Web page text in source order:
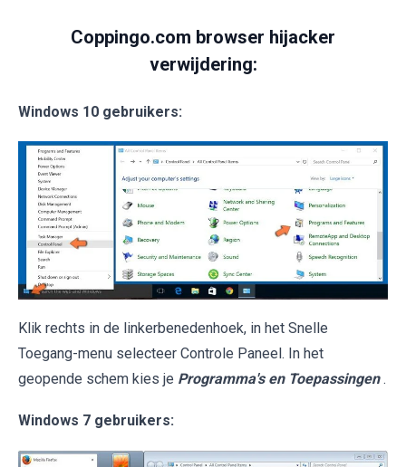
Coppingo.com browser hijacker
verwijdering:
Windows 10 gebruikers:
Klik rechts in de linkerbenedenhoek, in het Snelle
Toegang-menu selecteer Controle Paneel. In het
geopende schem kies je Programma's en Toepassingen .
Windows 7 gebruikers: